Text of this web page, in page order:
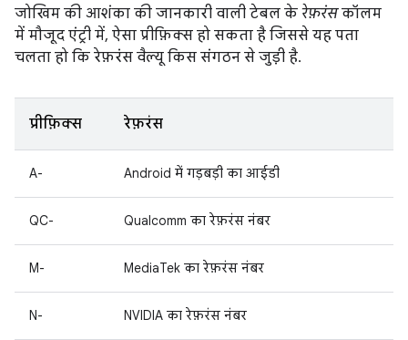
जोखिम की आशंका की जानकारी वाली टेबल के रेफ़रंसकॉलम
में मौजूद एंट्री में, ऐसा प्रीफ़िक्स हो सकता है जिससे यह पता
चलता हो कि रेफ़रंस वैल्यू किस संगठन से जुड़ी है.
प्रीफ़िक्स रेफ़रंस
A- Android में गड़बड़ी का आईडी
QC- Qualcomm का रेफ़रंस नंबर
M- MediaTek का रेफ़रंस नंबर
N- NVIDIA का रेफ़रंस नंबर